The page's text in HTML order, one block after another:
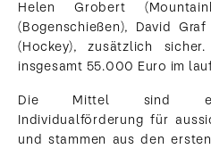
Helen Grobert
(Bogenschießen), David
(Hockey), zusätzlich
insgesamt 55.000 Euro im
Die Mittel sind
Individualförderung für
und stammen aus den